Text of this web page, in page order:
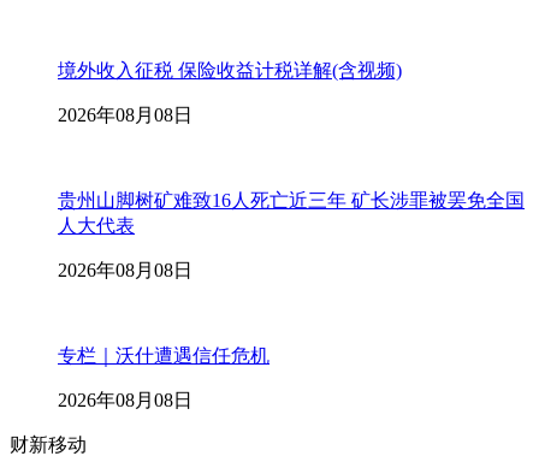
境外收入征税 保险收益计税详解(含视频)
2026年08月08日
贵州山脚树矿难致16人死亡近三年 矿长涉罪被罢免全国
人大代表
2026年08月08日
专栏｜沃什遭遇信任危机
2026年08月08日
财新移动